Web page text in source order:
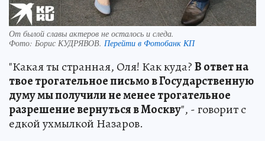
От былой славы актеров не осталось и следа.
Фото: Борис КУДРЯВОВ. Перейти в Фотобанк КП
"Какая ты странная, Оля! Как куда?В ответ на
твое трогательное письмо в Государственную
думу мы получили не менее трогательное
разрешение вернуться в Москву", - говорит с
едкой ухмылкой Назаров.